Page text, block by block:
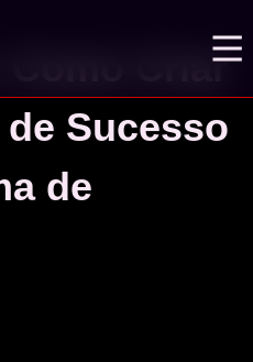
Como Criar
Sucesso
de